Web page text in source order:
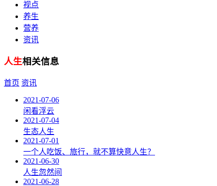
视点
养生
营养
资讯
人生相关信息
首页 资讯
2021-07-06
闲看浮云
2021-07-04
生态人生
2021-07-01
一个人吃饭、旅行，就不算快意人生？
2021-06-30
人生忽然间
2021-06-28